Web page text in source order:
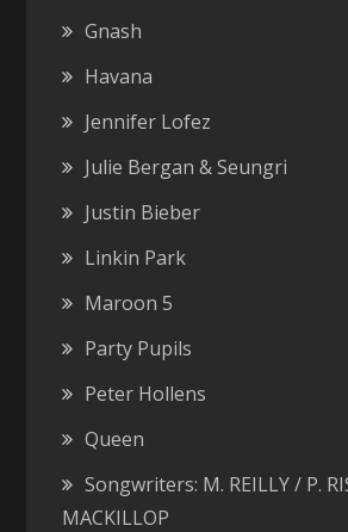
Gnash
Havana
Jennifer Lofez
Julie Bergan & Seungri
Justin Bieber
Linkin Park
Maroon 5
Party Pupils
Peter Hollens
Queen
Songwriters: M. REILLY / P.
MACKILLOP